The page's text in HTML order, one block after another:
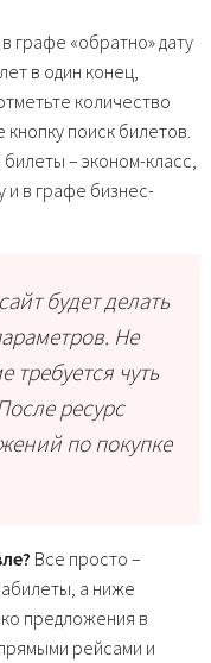
графе «обратно» дату
в один конец,
количество
поиск билетов.
– эконом-класс,
и в графе бизнес-
будет делать
Не
требуется чуть
ресурс
по покупке
Все просто –
а ниже
предложения в
рейсами и